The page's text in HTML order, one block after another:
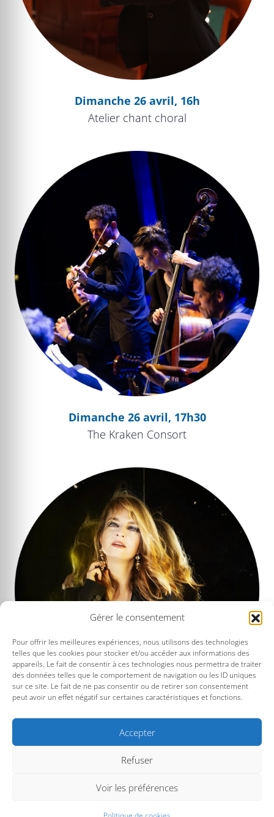
Gérer le consentement
Pour offrir les meilleures expériences, nous utilisons des technologies
telles que les cookies pour stocker et/ou accéder aux informations des
appareils. Le fait de consentir à ces technologies nous permettra de traiter
des données telles que le comportement de navigation ou les ID uniques
sur ce site. Le fait de ne pas consentir ou de retirer son consentement
peut avoir un effet négatif sur certaines caractéristiques et fonctions.
Accepter
Refuser
Voir les préférences
Dimanche 26 avril, 16h
Atelier chant choral
Dimanche 26 avril, 17h30
The Kraken Consort
Les Maîtres sonneurs
Dimanche 26 avril, 20h30
Récital Lise de La Salle